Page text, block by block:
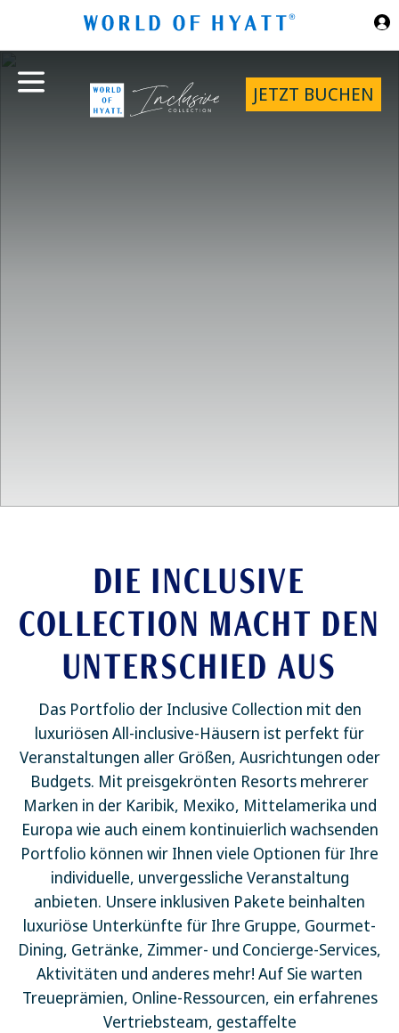
JETZT BUCHEN
DIE INCLUSIVE
COLLECTION MACHT DEN
UNTERSCHIED AUS
Das Portfolio der Inclusive Collection mit den
luxuriösen All-inclusive-Häusern ist perfekt für
Veranstaltungen aller Größen, Ausrichtungen oder
Budgets. Mit preisgekrönten Resorts mehrerer
Marken in der Karibik, Mexiko, Mittelamerika und
Europa wie auch einem kontinuierlich wachsenden
Portfolio können wir Ihnen viele Optionen für Ihre
individuelle, unvergessliche Veranstaltung
anbieten. Unsere inklusiven Pakete beinhalten
luxuriöse Unterkünfte für Ihre Gruppe, Gourmet-
Dining, Getränke, Zimmer- und Concierge-Services,
Aktivitäten und anderes mehr! Auf Sie warten
Treueprämien, Online-Ressourcen, ein erfahrenes
Vertriebsteam, gestaffelte